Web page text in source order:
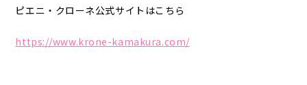
ピエニ・クローネ公式サイトはこちら
https://www.krone-kamakura.com/